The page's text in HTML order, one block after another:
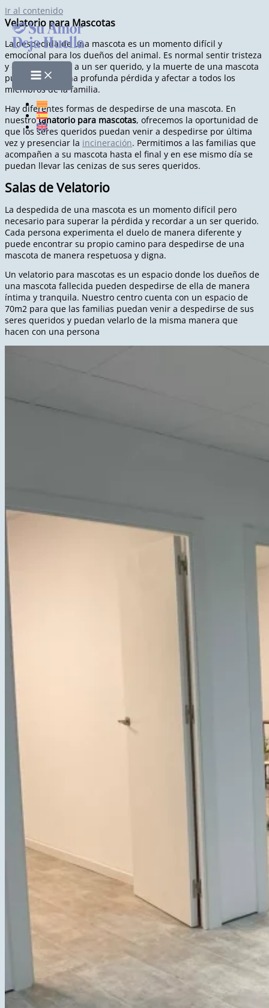
Ir al contenido
Velatorio para Mascotas
La despedida de una mascota es un momento difícil y
emocional para los dueños del animal. Es normal sentir tristeza
y dolor al perder a un ser querido, y la muerte de una mascota
puede causar una profunda pérdida y afectar a todos los
miembros de la familia.
Hay diferentes formas de despedirse de una mascota. En
nuestrotanatorio para mascotas, ofrecemos la oportunidad de
que los seres queridos puedan venir a despedirse por última
vez y presenciar la incineración. Permitimos a las familias que
acompañen a su mascota hasta el final y en ese mismo día se
puedan llevar las cenizas de sus seres queridos.
Salas de Velatorio
La despedida de una mascota es un momento difícil pero
necesario para superar la pérdida y recordar a un ser querido.
Cada persona experimenta el duelo de manera diferente y
puede encontrar su propio camino para despedirse de una
mascota de manera respetuosa y digna.
Un velatorio para mascotas es un espacio donde los dueños de
una mascota fallecida pueden despedirse de ella de manera
íntima y tranquila. Nuestro centro cuenta con un espacio de
70m2 para que las familias puedan venir a despedirse de sus
seres queridos y puedan velarlo de la misma manera que
hacen con una persona